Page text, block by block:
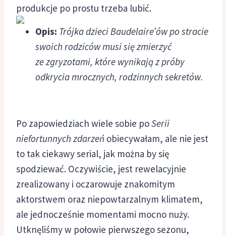
produkcje po prostu trzeba lubić.
Opis: Trójka dzieci Baudelaire’ów po stracie
swoich rodziców musi się zmierzyć
ze zgryzotami, które wynikają z próby
odkrycia mrocznych, rodzinnych sekretów.
Po zapowiedziach wiele sobie poSerii
niefortunnych zdarzeń obiecywałam, ale nie jest
to tak ciekawy serial, jak można by się
spodziewać. Oczywiście, jest rewelacyjnie
zrealizowany i oczarowuje znakomitym
aktorstwem oraz niepowtarzalnym klimatem,
ale jednocześnie momentami mocno nuży.
Utknęliśmy w połowie pierwszego sezonu,